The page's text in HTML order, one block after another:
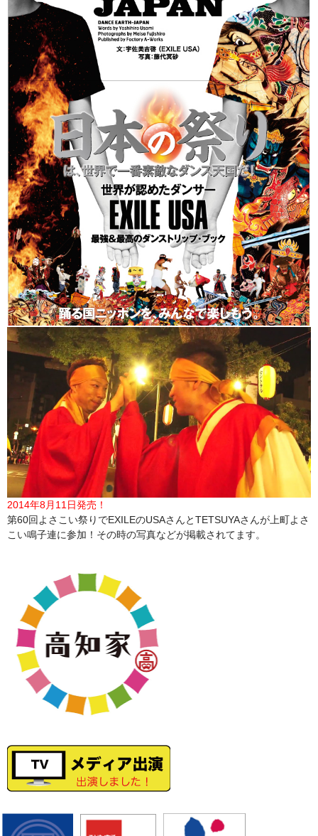
2014年8月11日発売！
第60回よさこい祭りでEXILEのUSAさんとTETSUYAさんが上町よさ
こい鳴子連に参加！その時の写真などが掲載されてます。